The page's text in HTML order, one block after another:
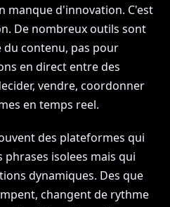
manque d'innovation. C'est
De nombreux outils sont
contenu, pas pour
en direct entre des
vendre, coordonner
en temps reel.
des plateformes qui
isolees mais qui
dynamiques. Des que
changent de rythme